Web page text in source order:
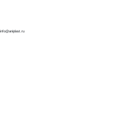
info@aniplast.ru